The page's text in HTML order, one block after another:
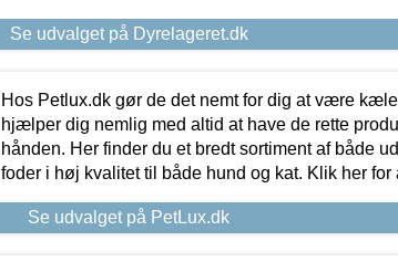
Se udvalget på Dyrelageret.dk
Hos Petlux.dk gør de det nemt for dig at være
hjælper dig nemlig med altid at have de rette
hånden. Her finder du et bredt sortiment af både
foder i høj kvalitet til både hund og kat. Klik her for
Se udvalget på PetLux.dk